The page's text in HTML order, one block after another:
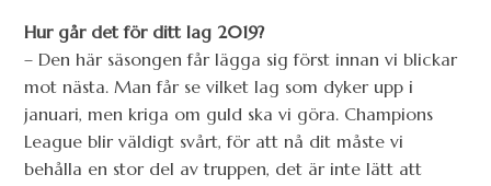
Hur går det för ditt lag 2019?
– Den här säsongen får lägga sig först innan vi blickar
mot nästa. Man får se vilket lag som dyker upp i
januari, men kriga om guld ska vi göra. Champions
League blir väldigt svårt, för att nå dit måste vi
behålla en stor del av truppen, det är inte lätt att